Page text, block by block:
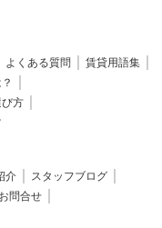
よくある質問
賃貸用語集
方
介
スタッフブログ
お問合せ